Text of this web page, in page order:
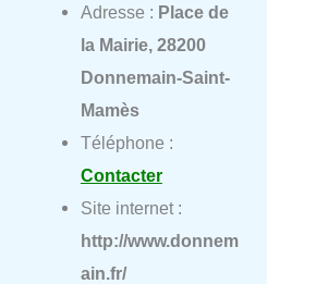
Adresse : Place de
la Mairie, 28200
Donnemain-Saint-
Mamès
Téléphone :
Contacter
Site internet :
http://www.donnem
ain.fr/